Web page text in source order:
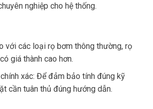
nghiệp cho hệ thống.
với các loại rọ bơm thông thường, rọ
giá thành cao hơn.
xác: Để đảm bảo tính đúng kỹ
cần tuân thủ đúng hướng dẫn.